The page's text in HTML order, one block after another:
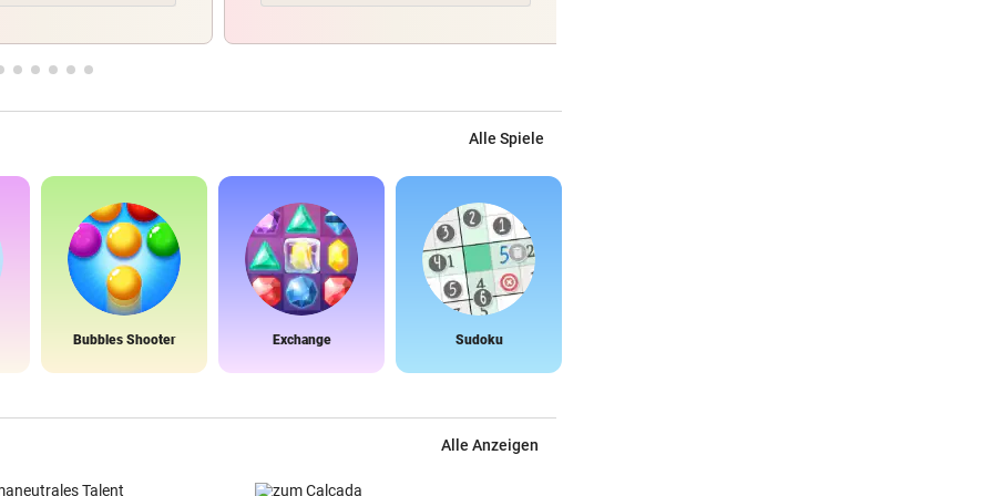
Alle Spiele
Bubbles Shooter Exchange Sudoku
Alle Anzeigen